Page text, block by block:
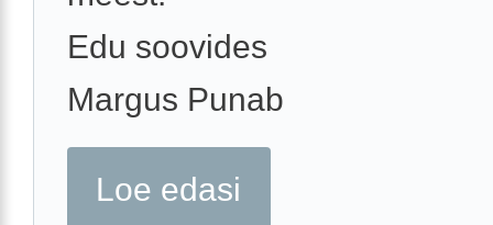
Edu soovides
Margus Punab
Loe edasi